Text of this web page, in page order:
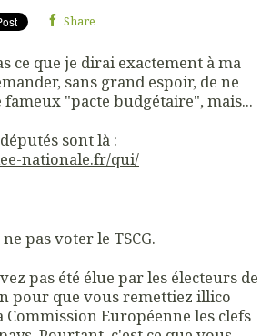
Share
ce que je dirai exactement à ma
sans grand espoir, de ne
fameux "pacte budgétaire", mais...
sont là :
nationale.fr/qui/
pas voter le TSCG.
pas été élue par les électeurs de
pour que vous remettiez illico
Commission Européenne les clefs